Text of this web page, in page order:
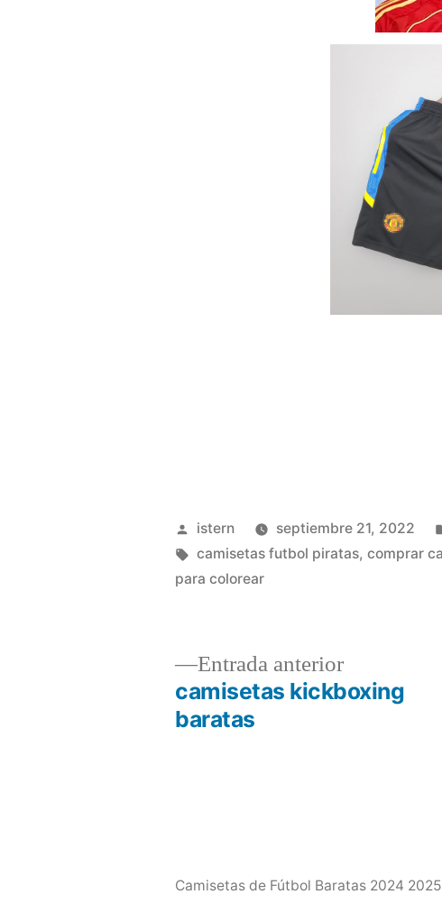
Publicado
por
istern septiembre 21, 2022
Etiquetas:
camisetas futbol piratas,comprar
para colorear
Navegación
Entrada anteriorEntrada
anterior:
camisetas kickboxing
baratas
Camisetas de Fútbol Baratas 2024